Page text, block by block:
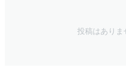
投稿はありま